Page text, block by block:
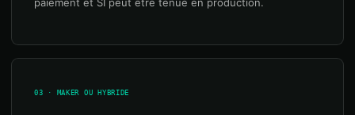
03 · MAKER OU HYBRIDE